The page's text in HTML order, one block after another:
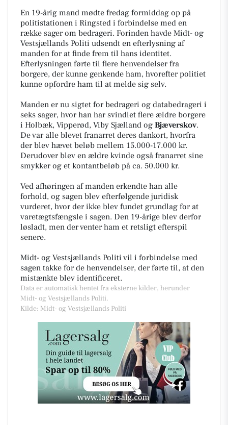
En 19-årig mand mødte fredag formiddag op på
politistationen i Ringsted i forbindelse med en
række sager om bedrageri. Forinden havde Midt- og
Vestsjællands Politi udsendt en efterlysning af
manden for at finde frem til hans identitet.
Efterlysningen førte til flere henvendelser fra
borgere, der kunne genkende ham, hvorefter politiet
kunne opfordre ham til at melde sig selv.
Manden er nu sigtet for bedrageri og databedrageri i
seks sager, hvor han har svindlet flere ældre borgere
i Holbæk, Vipperød, Viby Sjælland og Bjæverskov.
De var alle blevet franarret deres dankort, hvorfra
der blev hævet beløb mellem 15.000-17.000 kr.
Derudover blev en ældre kvinde også franarret sine
smykker og et kontantbeløb på ca. 50.000 kr.
Ved afhøringen af manden erkendte han alle
forhold, og sagen blev efterfølgende juridisk
vurderet, hvor der ikke blev fundet grundlag for at
varetægtsfængsle i sagen. Den 19-årige blev derfor
løsladt, men der venter ham et retsligt efterspil
senere.
Midt- og Vestsjællands Politi vil i forbindelse med
sagen takke for de henvendelser, der førte til, at den
mistænkte blev identificeret.
Data er automatisk hentet fra eksterne kilder, herunder
Midt- og Vestsjællands Politi.
Kilde: Midt- og Vestsjællands Politi